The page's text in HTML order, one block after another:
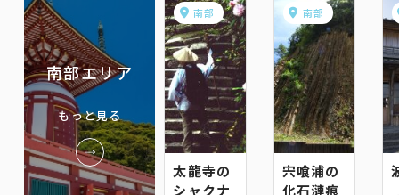
南部エリア
もっと見る
南部
太龍寺の
シャクナ
南部
宍喰浦の
化石漣痕